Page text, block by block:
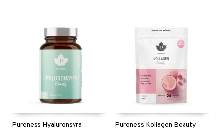
Pureness Hyaluronsyra Pureness Kollagen Beauty